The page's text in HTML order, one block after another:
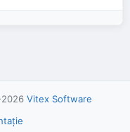
Vitex Software